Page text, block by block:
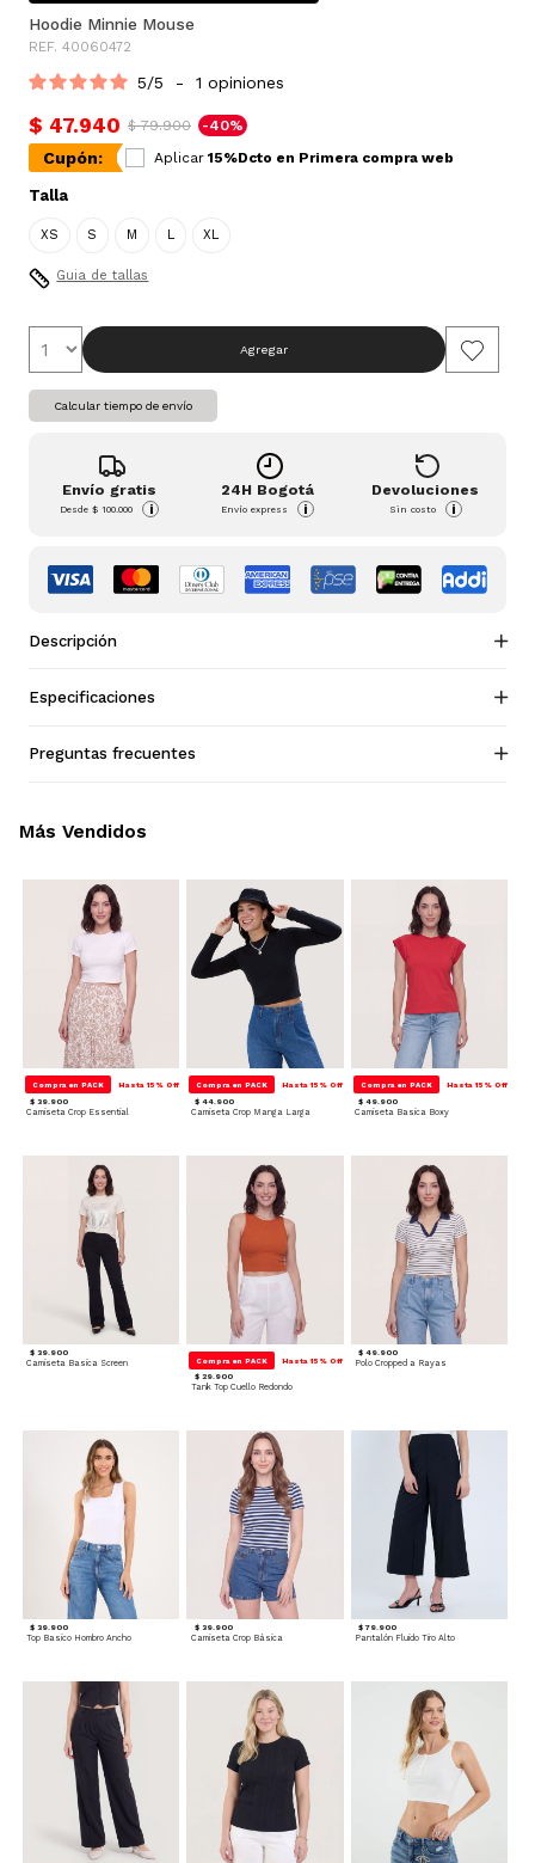
Hoodie Minnie Mouse
REF. 40060472
5/5 - 1 opiniones
$ 47.940 $ 79.900 -40%
Cupón: Aplicar 15%Dcto en Primera compra web
Talla
XS S M L XL
Guia de tallas
Agregar
Calcular tiempo de envío
Envío gratis
Desde$ 100.000 i
24H Bogotá
Envío express i
Devoluciones
Sin costo i
Descripción
Especificaciones
Preguntas frecuentes
Compra en PACK Hasta 15% Off
$ 39.900
Camiseta Crop Essential
Compra en PACK Hasta 15% Off
$ 44.900
Camiseta Crop Manga Larga
Compra en PACK Hasta 15% Off
$ 49.900
Camiseta Basica Boxy
$ 39.900
Camiseta Basica Screen Compra en PACK Hasta 15% Off
$ 29.900
Tank Top Cuello Redondo
$ 49.900
Polo Cropped a Rayas
$ 39.900
Top Basico Hombro Ancho
$ 39.900
Camiseta Crop Básica
$ 79.900
Pantalón Fluido Tiro Alto
Más Vendidos